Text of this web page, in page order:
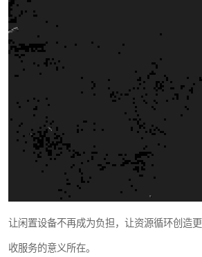
让闲置设备不再成为负担，让资源循环创造
收服务的意义所在。